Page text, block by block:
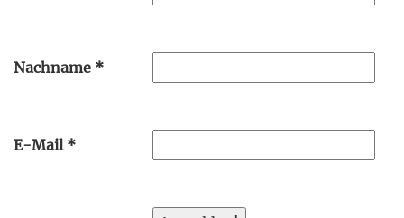
Nachname *
E-Mail *